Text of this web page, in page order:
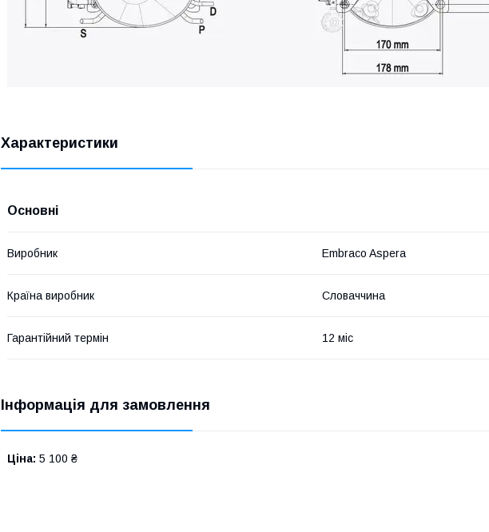
Характеристики
Основні
Виробник Embraco Aspera
Країна виробник Словаччина
Гарантійний термін 12 міс
Інформація для замовлення
Ціна: 5 100 ₴